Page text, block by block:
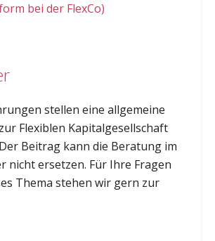
bei der FlexCo)
stellen eine allgemeine
Flexiblen Kapitalgesellschaft
Beitrag kann die Beratung im
nicht ersetzen. Für Ihre Fragen
Thema stehen wir gern zur